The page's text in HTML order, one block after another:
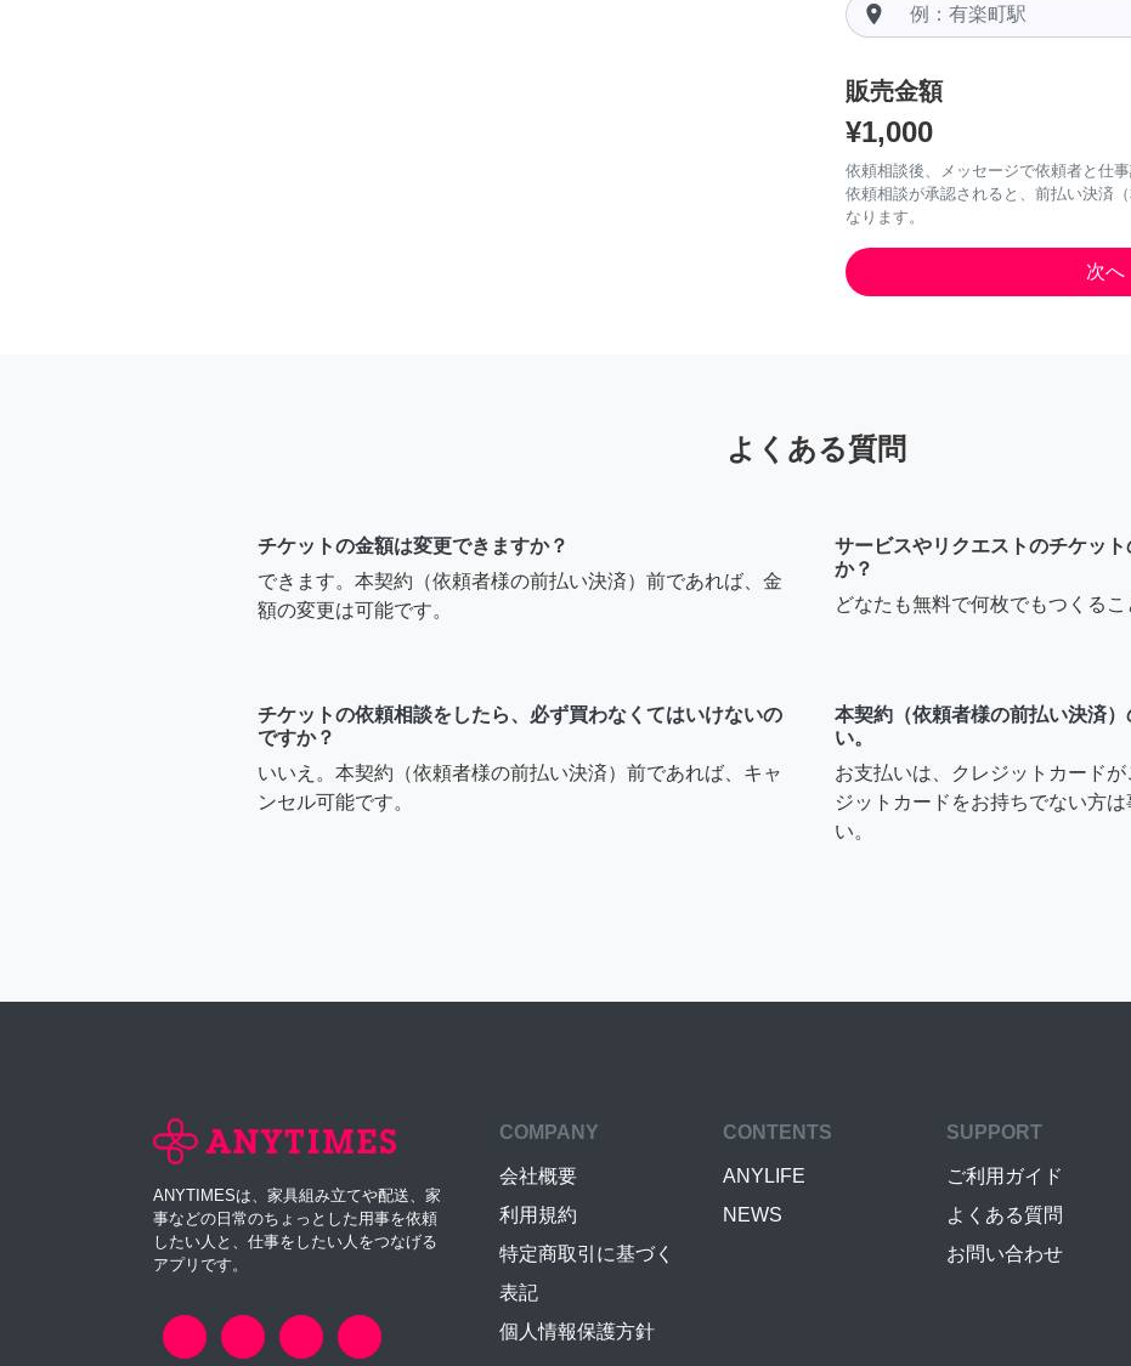
room
販売金額
¥1,000
依頼相談後、メッセージで依頼者と仕
依頼相談が承認されると、前払い決済
なります。
よくある質問
チケットの金額は変更できますか？
できます。本契約（依頼者様の前払い決済）前であれば、金
額の変更は可能です。
サービスやリクエストのチケッ
か？
どなたも無料で何枚でもつくるこ
チケットの依頼相談をしたら、必ず買わなくてはいけないの
ですか？
いいえ。本契約（依頼者様の前払い決済）前であれば、キャ
ンセル可能です。
本契約（依頼者様の前払い決済
い。
お支払いは、クレジットカード
ジットカードをお持ちでない方
い。
ANYTIMESは、家具組み立てや配送、家
事などの日常のちょっとした用事を依頼
したい人と、仕事をしたい人をつなげる
アプリです。
COMPANY
会社概要
利用規約
特定商取引に基づく
表記
個人情報保護方針
CONTENTS
ANYLIFE
NEWS
SUPPORT
ご利用ガイド
よくある質問
お問い合わせ